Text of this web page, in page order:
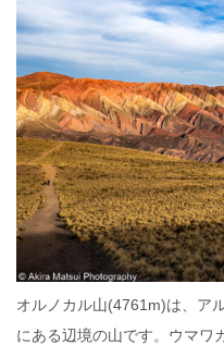
オルノカル山(4761m)は、ア
にある辺境の山です。ウマワ